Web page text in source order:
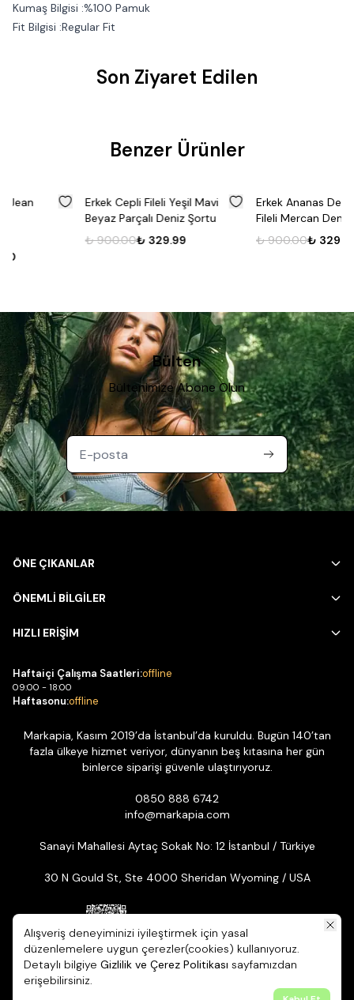
Alışveriş deneyiminizi iyileştirmek için yasal
düzenlemelere uygun çerezler(cookies) kullanıyoruz.
Detaylı bilgiye Gizlilik ve Çerez Politikası sayfamızdan
erişebilirsiniz.
Kumaş Bilgisi :%100 Pamuk
Fit Bilgisi :Regular Fit
Son Ziyaret Edilen
Benzer Ürünler
% 63
Erkek Cepli Fileli Yeşil Mavi
Beyaz Parçalı Deniz Şortu
₺ 329.99
63
Erkek Ananas Desenli Cepli
Fileli Mercan Deniz Şortu
₺ 900.00
₺ 329.99
Bülten
Bültenimize Abone Olun
ÖNE ÇIKANLAR
ÖNEMLİ BİLGİLER
HIZLI ERİŞİM
Haftaiçi Çalışma Saatleri:offline
09:00 - 18:00
Haftasonu:offline
Markapia, Kasım 2019’da İstanbul’da kuruldu. Bugün 140’tan
fazla ülkeye hizmet veriyor, dünyanın beş kıtasına her gün
binlerce siparişi güvenle ulaştırıyoruz.
0850 888 6742
info@markapia.com
Sanayi Mahallesi Aytaç Sokak No: 12 İstanbul / Türkiye
30 N Gould St, Ste 4000 Sheridan Wyoming / USA
© 2026 Markapia | Tüm Hakları Saklıdır. ikas E-ticaret Altyapısıyla